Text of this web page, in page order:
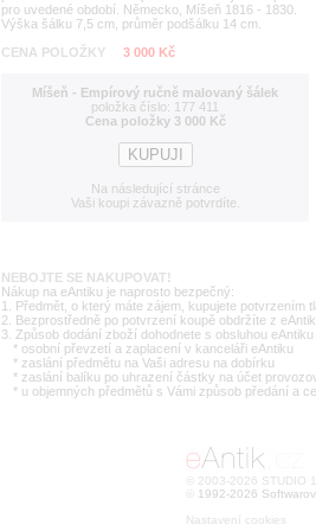
pro uvedené období. Německo, Míšeň 1816 - 1830.
Výška šálku 7,5 cm, průměr podšálku 14 cm.
CENA POLOŽKY
3 000 Kč
Míšeň - Empírový ručně malovaný šálek
položka číslo: 177 411
Cena položky 3 000 Kč
Na následující stránce
Vaši koupi závazně potvrdíte.
NEBOJTE SE NAKUPOVAT!
Nákup na eAntiku je naprosto bezpečný:
1. Předmět, o který máte zájem, kupujete potvrzením
2. Bezprostředně po potvrzení koupě obdržíte z
3. Způsob dodání zboží dohodnete s obsluhou
* osobní převzetí a zaplacení v kanceláři eAntiku
* zaslání předmětu na Vaši adresu na dobírku
* zaslání balíku po uhrazení částky na účet
* u objemných předmětů s Vámi způsob předání a
© 2003-2026 STUDIO
1992-2026
Nastavení cookies